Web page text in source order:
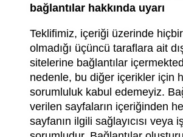
bağlantılar hakkında uyarı
Teklifimiz, içeriği üzerinde
olmadığı üçüncü taraflara ait
sitelerine bağlantılar
nedenle, bu diğer içerikler için
sorumluluk kabul edemeyiz.
verilen sayfaların içeriğinden
sayfanın ilgili sağlayıcısı veya